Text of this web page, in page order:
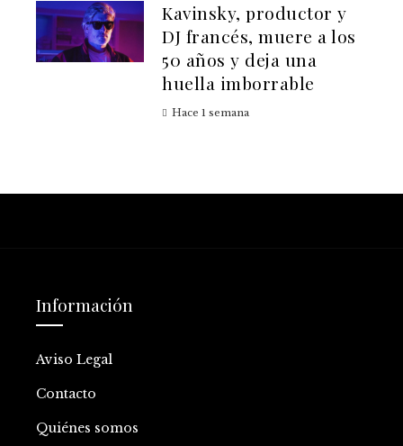
Kavinsky, productor y
DJ francés, muere a los
50 años y deja una
huella imborrable
Hace 1 semana
Información
Aviso Legal
Contacto
Quiénes somos